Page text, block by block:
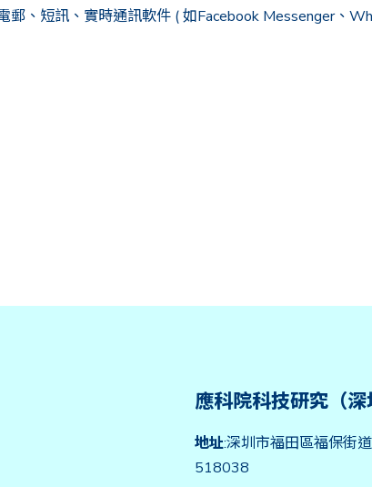
郵、短訊、實時通訊軟件 ( 如Facebook Messenger、
應科院科技研究（
地址:深圳市福田區福保街
518038